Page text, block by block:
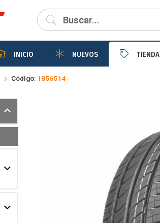
Compartir por email
INICIO NUEVOS TIENDA
Código: 1856514